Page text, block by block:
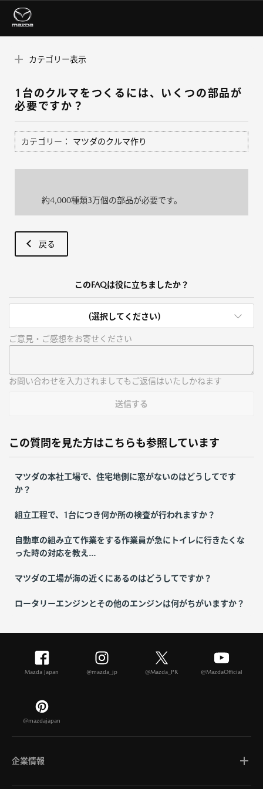
カテゴリー表示
1台のクルマをつくるには、いくつの部品が
必要ですか？
カテゴリー： マツダのクルマ作り
約4,000種類3万個の部品が必要です。
戻る
このFAQは役に立ちましたか？
(選択してください)
ご意見・ご感想をお寄せください
お問い合わせを入力されましてもご返信はいたしかねます
送信する
この質問を見た方はこちらも参照しています
マツダの本社工場で、住宅地側に窓がないのはどうしてです
か？
組立工程で、1台につき何か所の検査が行われますか？
自動車の組み立て作業をする作業員が急にトイレに行きたくな
った時の対応を教え...
マツダの工場が海の近くにあるのはどうしてですか？
ロータリーエンジンとその他のエンジンは何がちがいますか？
Mazda Japan @mazda_jp @Mazda_PR @MazdaOfficial
@mazdajapan
企業情報